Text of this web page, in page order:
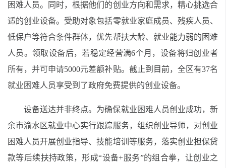
困难人员。同时，根据他们的创业方向和需求，精心挑选合
适的创业设备。受助对象包括零就业家庭成员、残疾人员、
低保户等符合条件群体，优先帮扶大龄、就业能力弱的困难
人员。领取设备后，若稳定经营满6个月，设备将归创业者
所有，并可申请5000元差额补贴。截止到目前，全区有37名
就业困难人员享受到了政府免费提供的创业设备。
设备送达并非终点。为确保就业困难人员创业成功，新
余市渝水区就业中心实行跟踪服务，组织创业导师，对创业
困难人员开展创业指导、技能培训等服务，落实创业担保贷
款等后续扶持政策，形成“设备+服务”的组合拳，让创业之